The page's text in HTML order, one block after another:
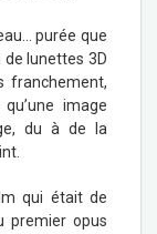
purée que
de lunettes 3D
franchement,
image
du à de la
qui était de
premier opus